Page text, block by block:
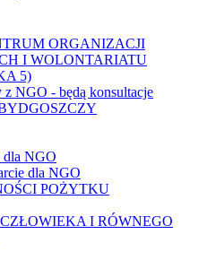
ORGANIZACJI
I WOLONTARIATU
5)
z NGO - będą konsultacje
dla NGO
dla NGO
POŻYTKU
I RÓWNEGO